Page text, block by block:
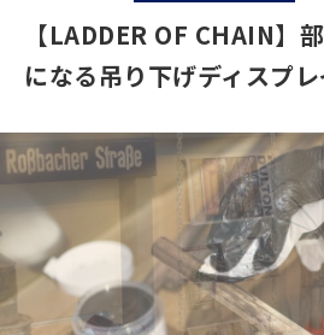
【LADDER OF CHAIN】
になる吊り下げディスプレ